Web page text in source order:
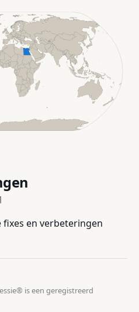
fixes en verbeteringen
is een geregistreerd